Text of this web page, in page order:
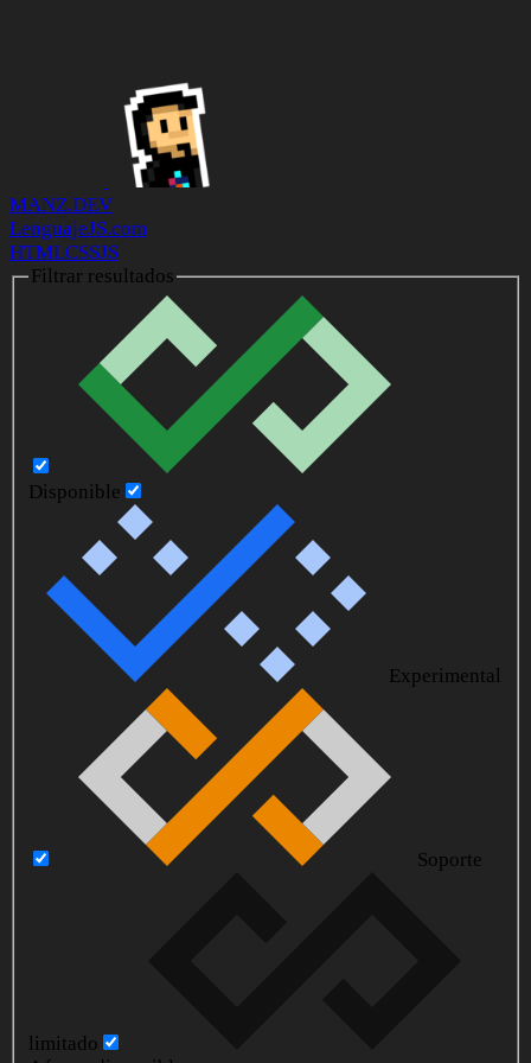
MANZ.DEV
LenguajeJS.com
HTMLCSSJS
Filtrar resultados
Disponible
Experimental
Soporte
limitado